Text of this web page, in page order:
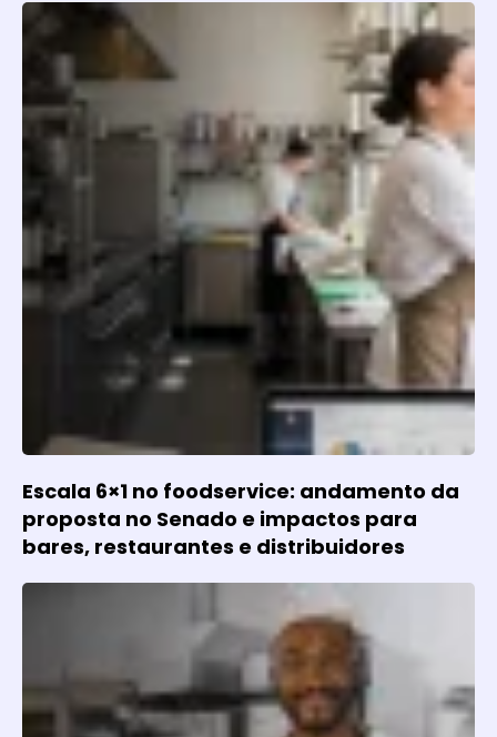
Escala 6×1 no foodservice: andamento da
proposta no Senado e impactos para
bares, restaurantes e distribuidores